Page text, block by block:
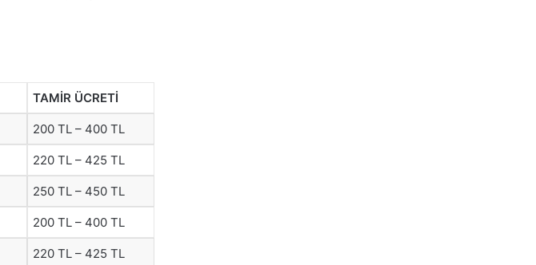
TAMİR ÜCRETİ
200 TL – 400 TL
220 TL – 425 TL
250 TL – 450 TL
200 TL – 400 TL
220 TL – 425 TL